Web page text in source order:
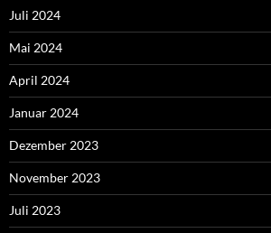
Juli 2024
Mai 2024
April 2024
Januar 2024
Dezember 2023
November 2023
Juli 2023